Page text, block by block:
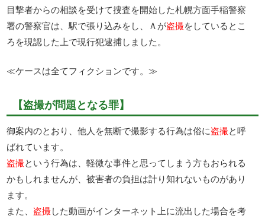
目撃者からの相談を受けて捜査を開始した札幌方面手稲警察
署の警察官は、駅で張り込みをし、Ａが盗撮をしているとこ
ろを現認した上で現行犯逮捕しました。
≪ケースは全てフィクションです。≫
【盗撮が問題となる罪】
御案内のとおり、他人を無断で撮影する行為は俗に盗撮と呼
ばれています。
盗撮という行為は、軽微な事件と思ってしまう方もおられる
かもしれませんが、被害者の負担は計り知れないものがあり
ます。
また、盗撮した動画がインターネット上に流出した場合を考